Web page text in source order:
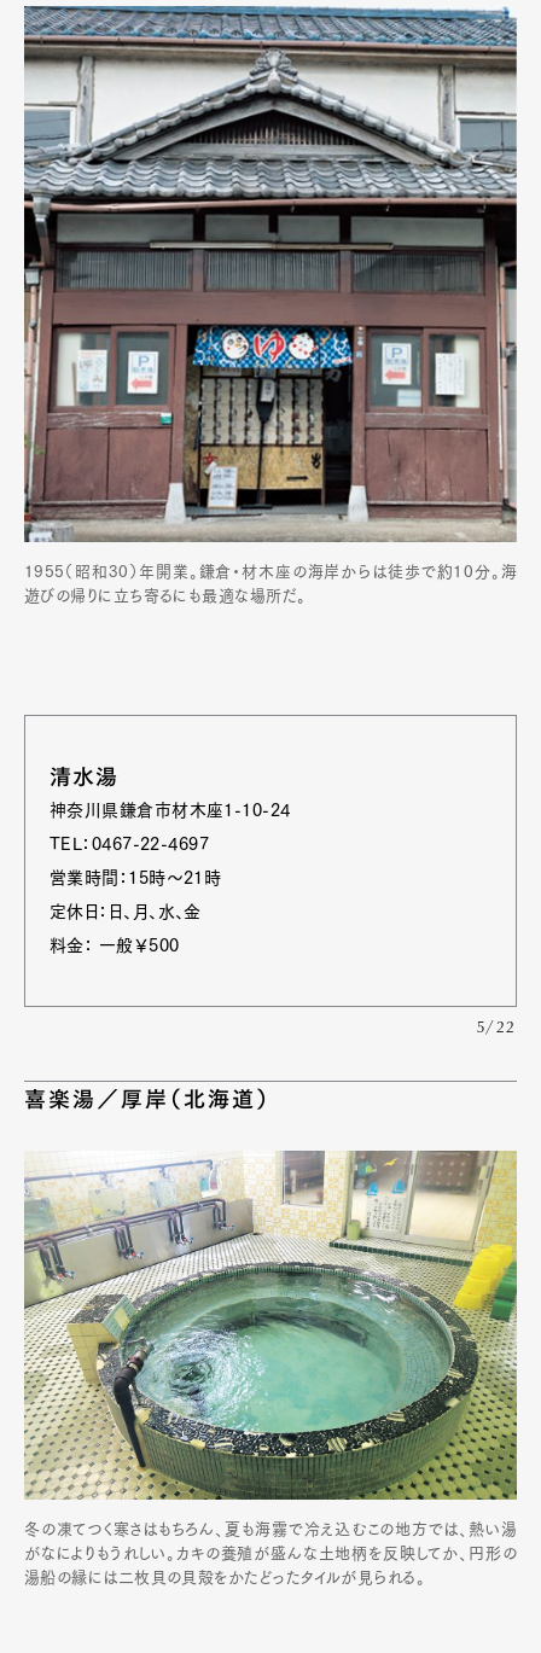
Official Columnist
About
Contact
Pen Meet
Pen international Pen tw
1955（昭和30）年開業。鎌倉・材木座の海岸からは徒歩で約10分。海
遊びの帰りに立ち寄るにも最適な場所だ。
清水湯
神奈川県鎌倉市材木座1-10-24
TEL：0467-22-4697
営業時間：15時～21時
定休日：日、月、水、金
料金： 一般￥500
5/22
喜楽湯／厚岸（北海道）
冬の凍てつく寒さはもちろん、夏も海霧で冷え込むこの地方では、熱い湯
がなによりもうれしい。カキの養殖が盛んな土地柄を反映してか、円形の
湯船の縁には二枚貝の貝殻をかたどったタイルが見られる。